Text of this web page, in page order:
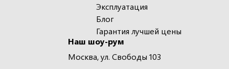
Эксплуатация
Блог
Гарантия лучшей цены
Наш шоу-рум
Москва, ул. Свободы 103